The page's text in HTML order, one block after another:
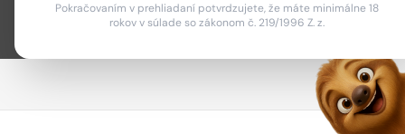
Pokračovaním v prehliadaní potvrdzujete, že máte minimálne 18
rokov v súlade so zákonom č. 219/1996 Z. z.
V tejto kategórii zatiaľ nie sú žiadne produkty.